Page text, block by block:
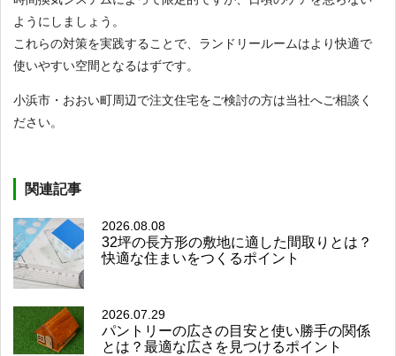
ようにしましょう。
これらの対策を実践することで、ランドリールームはより快適で
使いやすい空間となるはずです。
小浜市・おおい町周辺で注文住宅をご検討の方は当社へご相談く
ださい。
関連記事
2026.08.08
32坪の長方形の敷地に適した間取りとは？
快適な住まいをつくるポイント
2026.07.29
パントリーの広さの目安と使い勝手の関係
とは？最適な広さを見つけるポイント